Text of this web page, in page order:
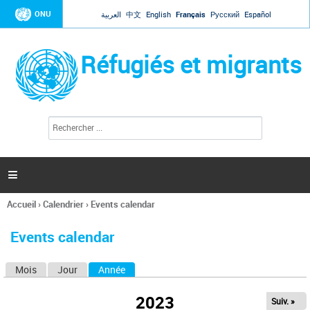
Jump to navigation
ONU العربية 中文 English Français Русский Español
Réfugiés et migrants
l
c
h
e

Vous
ici
Accueil›Calendrier› Events calendar
Events calendar
Mois Jour Année
2023 Suiv. »